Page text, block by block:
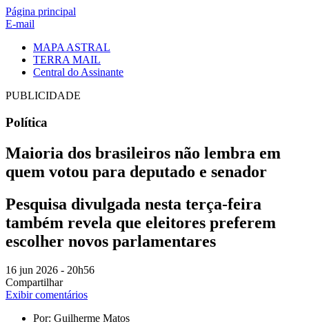
Página principal
E-mail
MAPA ASTRAL
TERRA MAIL
Central do Assinante
PUBLICIDADE
Política
Maioria dos brasileiros não lembra em
quem votou para deputado e senador
Pesquisa divulgada nesta terça-feira
também revela que eleitores preferem
escolher novos parlamentares
16 jun 2026 - 20h56
Compartilhar
Exibir comentários
Por: Guilherme Matos